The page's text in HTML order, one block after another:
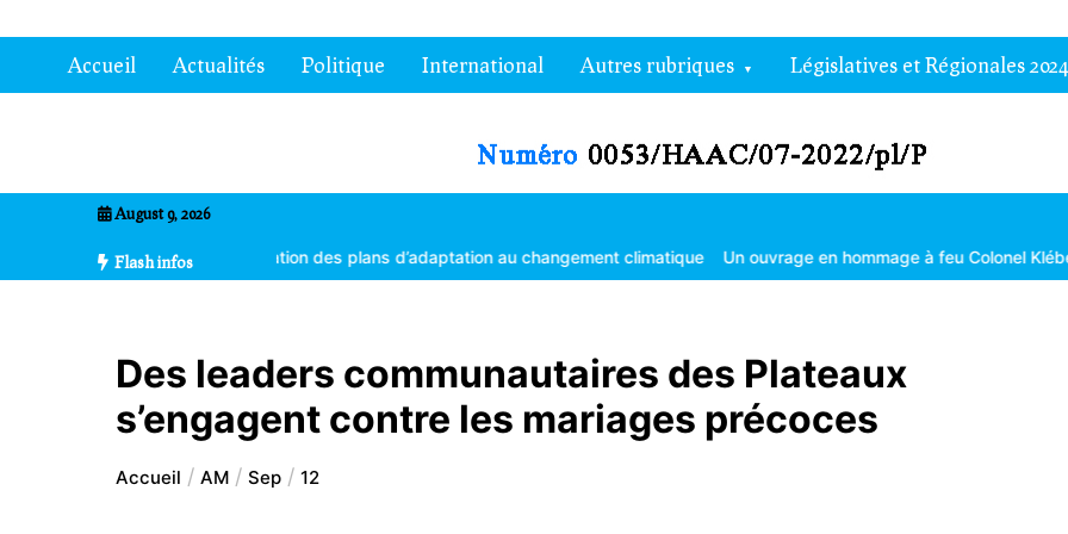
au
contenuAccueil Actualités Politique International Autres rubriques Législatives et Régionales 2024
August 9, 2026
Flash infos
formés à la vulgarisation des plans d’adaptation au changement climatique Un ouvrage en hommage à feu Colonel Kléber Dadjo
Des leaders communautaires des Plateaux
s’engagent contre les mariages précoces
Accueil AM Sep 12